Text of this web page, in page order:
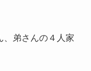
、弟さんの４人家